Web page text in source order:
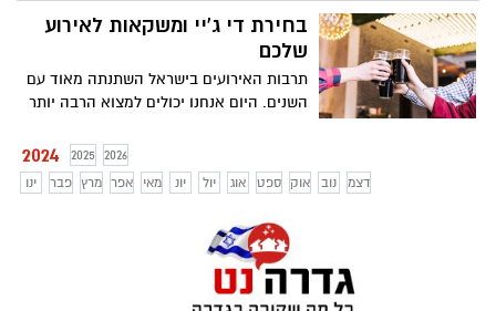
מגמה שהולכת וגדלה ומנצחת את כל
הפלטפורמות הפרסומיות והיא רכישת כתבה
תוכן שיווקי . בה תוכלו להגיע לקהל ממוקד
ולהרוויח לידים בעלות מזערית
בחירת די ג'יי ומשקאות לאירוע
שלכם
תרבות האירועים בישראל השתנתה מאוד עם
השנים. היום אנחנו יכולים למצוא הרבה יותר
המוסיקה והאירועים או משקאות בטעמים.2024 2025
2026
ינו
פבר מרץ אפר מאי יונ יול אוג ספט אוק נוב דצמ